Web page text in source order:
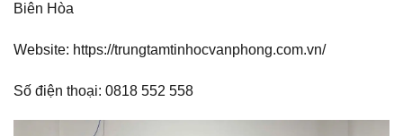
Biên Hòa
Website: https://trungtamtinhocvanphong.com.vn/
Số điện thoại: 0818 552 558